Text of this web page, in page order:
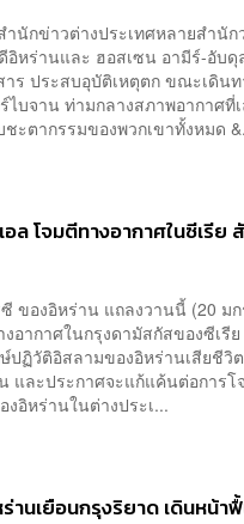
นักข่าวต่างประเทศหลายสำนัก
หร่านและ ฮอสเซน อามีร์-อับดุ
ร ประสบอุบัติเหตุตก ขณะเดินท
บจาน ท่ามกลางสภาพอากาศที่
ะตากรรมของพวกเขาทั้งหมด
ล โจมตีทางอากาศในซีเรีย
ของอิหร่าน แถลงวานนี้ (20 ม
งอากาศในกรุงดามัสกัสของซีเรี
ษ์ปฏิวัติอิสลามของอิหร่านเสียชี
และประกาศจะแก้แค้นต่อการโ
งอิหร่านในต่างประเ...
านเยือนกรุงริยาด เดินหน้